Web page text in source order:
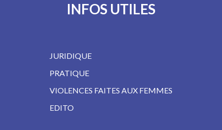
INFOS UTILES
JURIDIQUE
PRATIQUE
VIOLENCES FAITES AUX FEMMES
EDITO